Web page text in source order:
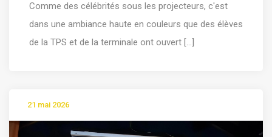
Comme des célébrités sous les projecteurs, c'est
dans une ambiance haute en couleurs que des élèves
de la TPS et de la terminale ont ouvert [...]
21 mai 2026